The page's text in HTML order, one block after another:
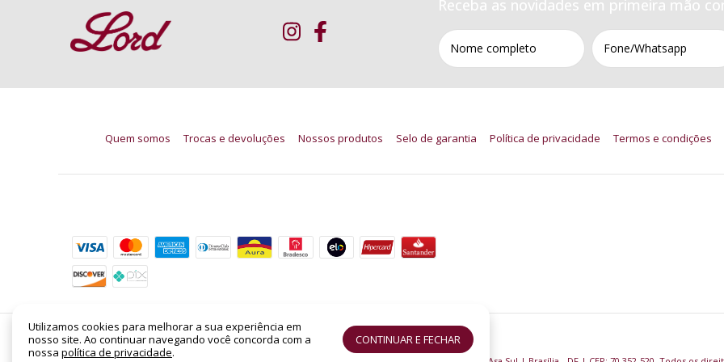
Utilizamos cookies para melhorar a sua experiência em
nosso site. Ao continuar navegando você concorda com a
nossa política de privacidade.
CONTINUAR E FECHAR
Receba as novidades em primeira mão
Quem somos Trocas e devoluções Nossos produtos Selo de garantia Política de privacidade Termos e condições
Silver Scent Jacques Bogart EDT Masculino 200ml- Lord Perfumaria